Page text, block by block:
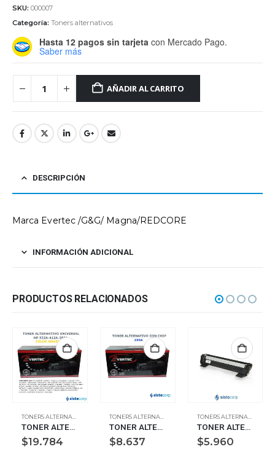
SKU: 000007
Categoría: Toners alternativos
Hasta 12 pagos sin tarjeta con Mercado Pago.
Saber más
AÑADIR AL CARRITO
DESCRIPCIÓN
Marca Evertec /G&G/ Magna/REDCORE
INFORMACIÓN ADICIONAL
PRODUCTOS RELACIONADOS
TONER ALTERNATIVO HP 304A AMARILLO CC532A CE412A CF382A – 2800 COPIAS
$19.784
TONER ALTERNATIVO HP 230A (CON CHIP) P/HP LASER JET PRO M203, MPF M227
$8.637
TONER ALTERNATIVO BROTHER TN1060
$5.960